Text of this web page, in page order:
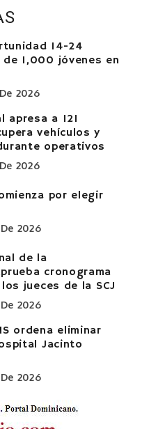
14-24
de 1,000 jóvenes en
2026
apresa a 121
vehículos y
operativos
2026
por elegir
2026
de la
cronograma
jueces de la SCJ
2026
ordena eliminar
Jacinto
2026